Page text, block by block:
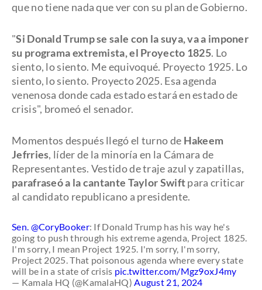
que no tiene nada que ver con su plan de Gobierno.
"Si Donald Trump se sale con la suya, va a imponer
su programa extremista, el Proyecto 1825. Lo
siento, lo siento. Me equivoqué. Proyecto 1925. Lo
siento, lo siento. Proyecto 2025. Esa agenda
venenosa donde cada estado estará en estado de
crisis", bromeó el senador.
Momentos después llegó el turno de Hakeem
Jefrries, líder de la minoría en la Cámara de
Representantes. Vestido de traje azul y zapatillas,
parafraseó a la cantante Taylor Swiftpara criticar
al candidato republicano a presidente.
Sen. @CoryBooker: If Donald Trump has his way he's
going to push through his extreme agenda, Project 1825.
I'm sorry, I mean Project 1925. I'm sorry, I'm sorry,
Project 2025. That poisonous agenda where every state
will be in a state of crisis pic.twitter.com/Mgz9oxJ4my
— Kamala HQ (@KamalaHQ)August 21, 2024